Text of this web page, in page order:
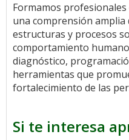
Formamos
una comprensión amplia
estructuras y procesos
comportamiento
diagnóstico,
herramientas que
fortalecimiento de las
Si te interesa